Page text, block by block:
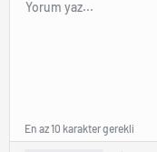
En az 10 karakter gerekli